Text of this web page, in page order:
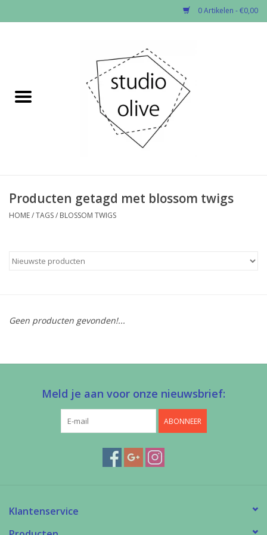
0 Artikelen - €0,00
✂︎Nieuw
Fournituren
Workshops
Studio Olive inspireert....
Producten getagd met blossom twigs
HOME/TAGS/ BLOSSOM TWIGS
Geen producten gevonden!...
Meld je aan voor onze nieuwsbrief:
ABONNEER
Klantenservice